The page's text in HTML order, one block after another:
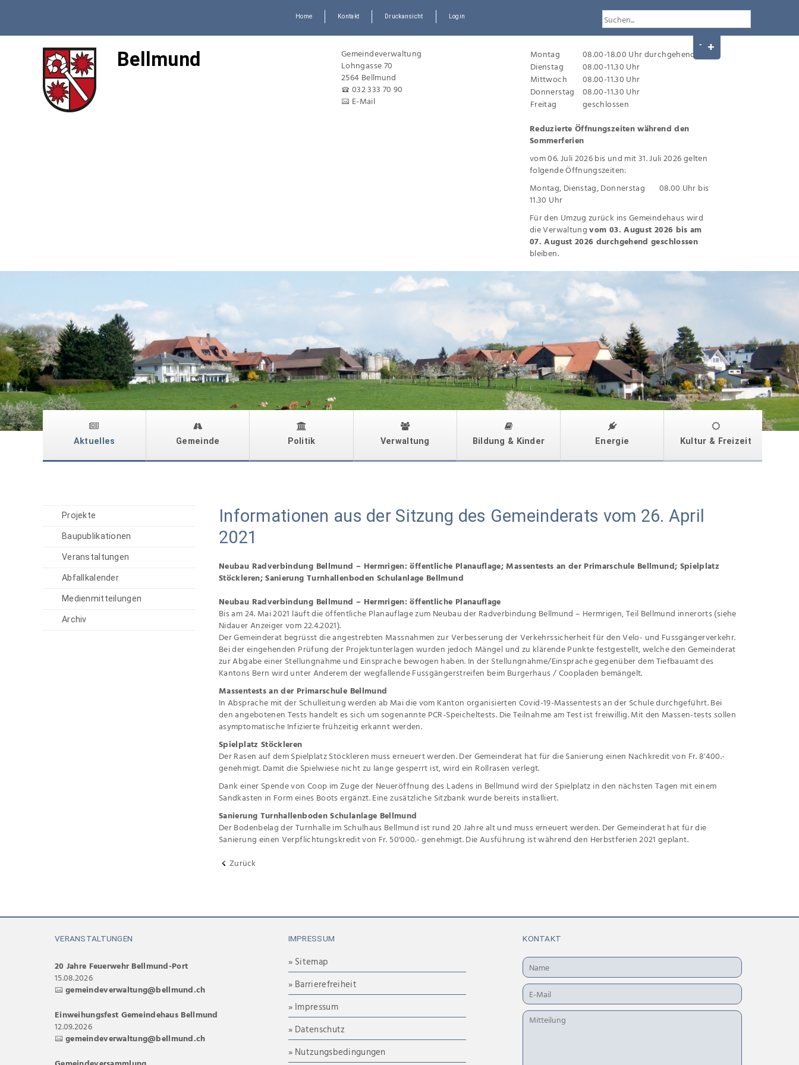
Home Kontakt Druckansicht Login
Bellmund
Gemeindeverwaltung
Lohngasse 70
2564 Bellmund
032 333 70 90
E-Mail
Montag
08.00-18.00 Uhr durchgehend
Dienstag
08.00-11.30 Uhr
Mittwoch
08.00-11.30 Uhr
Donnerstag
08.00-11.30 Uhr
Freitag
geschlossen
Reduzierte Öffnungszeiten während den
Sommerferien
vom 06. Juli 2026 bis und mit 31. Juli 2026 gelten
folgende Öffnungszeiten:
Montag, Dienstag, Donnerstag 08.00 Uhr bis
11.30 Uhr
Für den Umzug zurück ins Gemeindehaus wird
die Verwaltungvom 03. August 2026 bis am
07. August 2026 durchgehend geschlossen
bleiben.
Aktuelles Gemeinde Politik Verwaltung Bildung & Kinder Energie Kultur & Freizeit
Projekte
Baupublikationen
Veranstaltungen
Abfallkalender
Medienmitteilungen
Archiv
Informationen aus der Sitzung des Gemeinderats vom 26. April
2021
Neubau Radverbindung Bellmund – Hermrigen: öffentliche Planauflage; Massentests an der Primarschule Bellmund; Spielplatz
Stöckleren; Sanierung Turnhallenboden Schulanlage Bellmund
Neubau Radverbindung Bellmund – Hermrigen: öffentliche Planauflage
Bis am 24. Mai 2021 läuft die öffentliche Planauflage zum Neubau der Radverbindung Bellmund – Hermrigen, Teil Bellmund innerorts (siehe
Nidauer Anzeiger vom 22.4.2021).
Der Gemeinderat begrüsst die angestrebten Massnahmen zur Verbesserung der Verkehrssicherheit für den Velo- und Fussgängerverkehr.
Bei der eingehenden Prüfung der Projektunterlagen wurden jedoch Mängel und zu klärende Punkte festgestellt, welche den Gemeinderat
zur Abgabe einer Stellungnahme und Einsprache bewogen haben. In der Stellungnahme/Einsprache gegenüber dem Tiefbauamt des
Kantons Bern wird unter Anderem der wegfallende Fussgängerstreifen beim Burgerhaus / Coopladen bemängelt.
Massentests an der Primarschule Bellmund
In Absprache mit der Schulleitung werden ab Mai die vom Kanton organisierten Covid-19-Massentests an der Schule durchgeführt. Bei
den angebotenen Tests handelt es sich um sogenannte PCR-Speicheltests. Die Teilnahme am Test ist freiwillig. Mit den Massen-tests sollen
asymptomatische Infizierte frühzeitig erkannt werden.
Spielplatz Stöckleren
Der Rasen auf dem Spielplatz Stöckleren muss erneuert werden. Der Gemeinderat hat für die Sanierung einen Nachkredit von Fr. 8'400.-
genehmigt. Damit die Spielwiese nicht zu lange gesperrt ist, wird ein Rollrasen verlegt.
Dank einer Spende von Coop im Zuge der Neueröffnung des Ladens in Bellmund wird der Spielplatz in den nächsten Tagen mit einem
Sandkasten in Form eines Boots ergänzt. Eine zusätzliche Sitzbank wurde bereits installiert.
Sanierung Turnhallenboden Schulanlage Bellmund
Der Bodenbelag der Turnhalle im Schulhaus Bellmund ist rund 20 Jahre alt und muss erneuert werden. Der Gemeinderat hat für die
Sanierung einen Verpflichtungskredit von Fr. 50'000.- genehmigt. Die Ausführung ist während den Herbstferien 2021 geplant.
Zurück
VERANSTALTUNGEN
20 Jahre Feuerwehr Bellmund-Port
15.08.2026
gemeindeverwaltung@bellmund.ch
Einweihungsfest Gemeindehaus Bellmund
12.09.2026
gemeindeverwaltung@bellmund.ch
IMPRESSUM
» Sitemap
» Barrierefreiheit
» Impressum
» Datenschutz
» Nutzungsbedingungen
KONTAKT